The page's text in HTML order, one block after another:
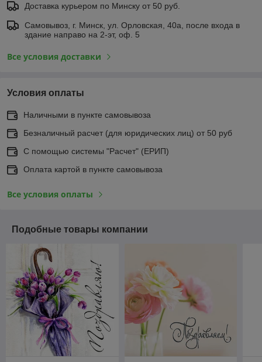
Доставка курьером по Минску от 50 руб.
Самовывоз, г. Минск, ул. Орловская, 40а, после входа в
здание направо на 2-эт, оф. 5
Все условия доставки
Условия оплаты
Наличными в пункте самовывоза
Безналичный расчет (для юридических лиц) от 50 руб
С помощью системы "Расчет" (ЕРИП)
Оплата картой в пункте самовывоза
Все условия оплаты
Подобные товары компании